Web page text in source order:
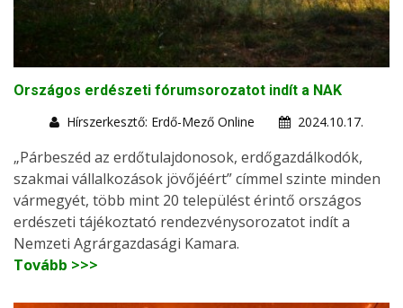
Országos erdészeti fórumsorozatot indít a NAK
Hírszerkesztő: Erdő-Mező Online
2024.10.17.
„Párbeszéd az erdőtulajdonosok, erdőgazdálkodók,
szakmai vállalkozások jövőjéért” címmel szinte minden
vármegyét, több mint 20 települést érintő országos
erdészeti tájékoztató rendezvénysorozatot indít a
Nemzeti Agrárgazdasági Kamara.
Tovább >>>